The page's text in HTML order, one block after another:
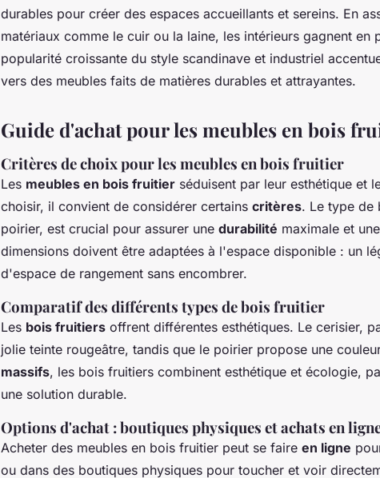
durables pour créer des espaces accueillants et sereins. En
matériaux comme le cuir ou la laine, les intérieurs gagnent en
popularité croissante du style scandinave et industriel
vers des meubles faits de matières durables et attrayantes.
Guide d'achat pour les meubles en bois
Critères de choix pour les meubles en bois fruitier
Les meubles en bois fruitier séduisent par leur esthétique et
choisir, il convient de considérer certains critères. Le type de
poirier, est crucial pour assurer une durabilité maximale et
dimensions doivent être adaptées à l'espace disponible : un
d'espace de rangement sans encombrer.
Comparatif des différents types de bois fruitier
Les bois fruitiers offrent différentes esthétiques. Le cerisier,
jolie teinte rougeâtre, tandis que le poirier propose une
massifs, les bois fruitiers combinent esthétique et écologie,
une solution durable.
Options d'achat : boutiques physiques et achats en
Acheter des meubles en bois fruitier peut se faire en ligne
ou dans des boutiques physiques pour toucher et voir